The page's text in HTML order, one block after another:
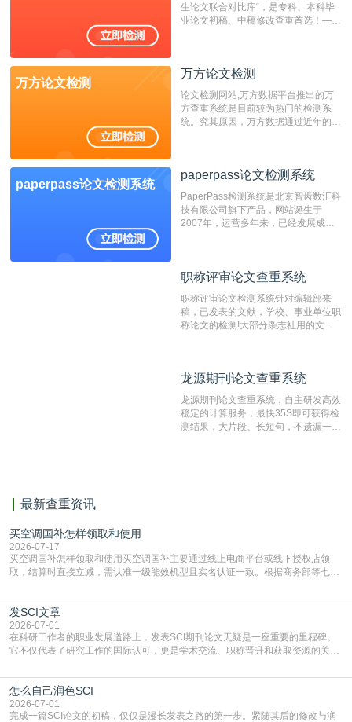
生论文联合对比库“，是专科、本科毕
业论文初稿、中稿修改查重首选！——
万方论文检测
万方论文检测
论文检测网站,万方数据平台推出的万
方查重系统是目前较为热门的检测系
统。究其原因，万方数据通过近年的发
非。其次，相对于知网而言，万方检测
重的推荐系统。
paperpass论文检测系统
paperpass论文检测系统
PaperPass检测系统是北京智齿数汇科
技有限公司旗下产品，网站诞生于
2007年，运营多年来，已经发展成为
检测速度快、精度高，市场反映良好。
职称评审论文查重系统
职称评审论文检测系统针对编辑部来
稿，已发表的文献，学校、事业单位职
称论文的检测!大部分杂志社用的文献
编辑部检测来稿和已发表的文献,检测
测时注意填写第一作者,才能排除已发
表文献复制比。（限制字符数1万）
龙源期刊论文查重系统
龙源期刊论文查重系统，自主研发高效
稳定的计算服务，最快35S即可获得检
测结果，大片段、长短句，不遗漏一处
最新查重资讯
买空调国补怎样领取和使用
2026-07-17
买空调国补怎样领取和使用买空调国补主要通过线上电商平台或线下授权店领
取，结算时直接立减‌，需认准一级能效机型且实名认证一致。根据商务部等七部
能领到补贴首选‌京东APP‌搜索专属口令(如【家电补贴1637】、【国补立省
4949】等，口令会随活动更新，以页面显示为准)进入补贴专场。淘宝/天猫也可
复制粘贴【8$FKFGgJq
发SCI文章
2026-07-01
在科研工作者的职业发展道路上，发表SCI期刊论文无疑是一座重要的里程碑。
它不仅代表了研究工作的国际认可，更是学术交流、职称晋升和获取资源的关键
战与困惑。从选题立意到投稿回应，每一步都需要精心的策略与扎实的工作。本
篇AEIC学术交流中心小编就为大家介绍“发SCI文章”。一、精准定位是成功的第
一步发表SCI文章，首要解决的问题是“投
怎么自己润色SCI
2026-07-01
完成一篇SCI论文的初稿，仅仅是漫长发表之路的第一步。紧随其后的修改与润